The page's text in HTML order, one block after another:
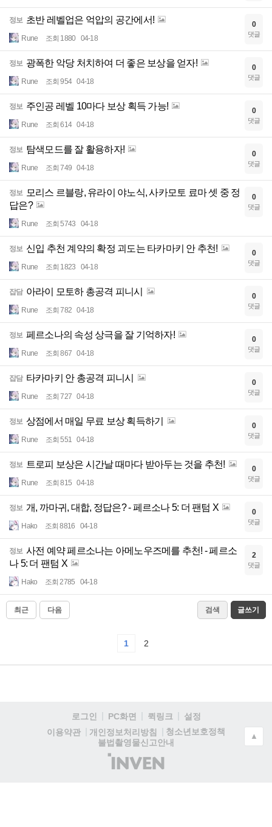
정보 초반 레벨업은 억압의 공간에서!
Rune 조회 1880 04-18
0
댓글
정보 광폭한 악당 처치하여 더 좋은 보상을 얻자!
Rune 조회 954 04-18
0
댓글
정보 주인공 레벨 10마다 보상 획득 가능!
Rune 조회 614 04-18
0
댓글
정보 탐색모드를 잘 활용하자!
Rune 조회 749 04-18
0
댓글
정보
모리스 르블랑, 유라이 야노식, 사카모토 료마 셋 중 정
답은?
Rune 조회 5743 04-18
0
댓글
정보 신입 추천 계약의 확정 괴도는 타카마키 안 추천!
Rune 조회 1823 04-18
0
댓글
잡담 아라이 모토하 총공격 피니시
Rune 조회 782 04-18
0
댓글
정보 페르소나의 속성 상극을 잘 기억하자!
Rune 조회 867 04-18
0
댓글
잡담 타카마키 안 총공격 피니시
Rune 조회 727 04-18
0
댓글
정보 상점에서 매일 무료 보상 획득하기
Rune 조회 551 04-18
0
댓글
정보 트로피 보상은 시간날 때마다 받아두는 것을 추천!
Rune 조회 815 04-18
0
댓글
정보 개, 까마귀, 대합, 정답은? - 페르소나 5: 더 팬텀 X
Hako 조회 8816 04-18
0
댓글
정보 사전 예약 페르소나는 아메노우즈메를 추천! - 페르소
나 5: 더 팬텀 X
Hako 조회 2785 04-18
2
댓글
최근 다음 검색 글쓰기
1 2
로그인 PC화면 퀵링크
설정
이용약관
개인정보처리방침
청소년보호정책
불법촬영물신고안내
(주)
인
▲